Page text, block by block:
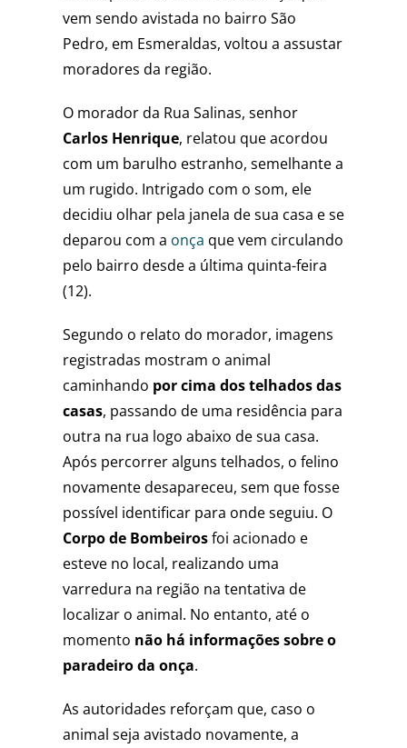
vem sendo avistada no bairro São
Pedro, em Esmeraldas, voltou a assustar
moradores da região.
O morador da Rua Salinas, senhor
Carlos Henrique, relatou que acordou
com um barulho estranho, semelhante a
um rugido. Intrigado com o som, ele
decidiu olhar pela janela de sua casa e se
deparou com a onça que vem circulando
pelo bairro desde a última quinta-feira
(12).
Segundo o relato do morador, imagens
registradas mostram o animal
caminhando por cima dos telhados das
casas, passando de uma residência para
outra na rua logo abaixo de sua casa.
Após percorrer alguns telhados, o felino
novamente desapareceu, sem que fosse
possível identificar para onde seguiu. O
Corpo de Bombeirosfoi acionado e
esteve no local, realizando uma
varredura na região na tentativa de
localizar o animal. No entanto, até o
momento não há informações sobre o
paradeiro da onça.
As autoridades reforçam que, caso o
animal seja avistado novamente, a